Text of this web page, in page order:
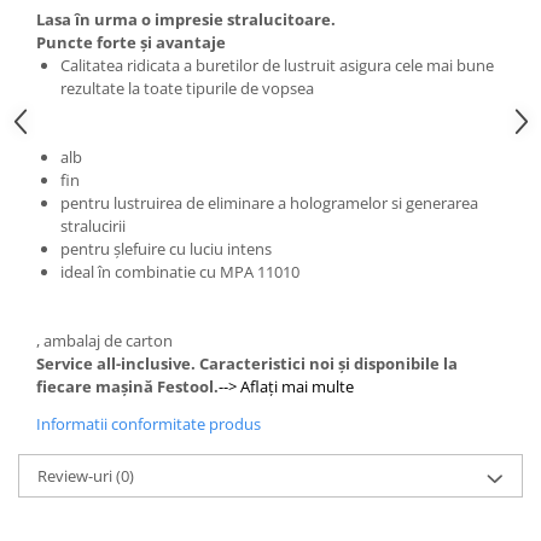
Ferastrau pendular
Ferastrau pentru plinte
Frezare
Masini de frezat
Masini de frezat muchii
Lucrari in pozitie stationara
Circulare cu masa
Ferastrau de retezat
Masini de slefuit
ROTEX slefuitor combinat
Slefuitoare cu brat telescopic
Slefuitoare cu excentric
Slefuitoare pneumatice
Şlefuitoare de renovare
Ferăstraie
Accesorii acumulator
Accesorii pentru maşini
Mese de lucru cu pneuri din
cauciuc şi mese de lucru
Panze de ferastrau
Sistem de şine de ghidare
Frezare
Accesorii pentru maşini
Accesorii pentru maşinile de frezat
Cuțite de freză
Şabloane de profilare şi dispozitive
Gaurire si insurubare
Lasa în urma o impresie stralucitoare.
Puncte forte şi avantaje
Calitatea ridicata a buretilor de lustruit asigura cele mai bune
rezultate la toate tipurile de vopsea
alb
fin
pentru lustruirea de eliminare a hologramelor si generarea
stralucirii
pentru şlefuire cu luciu intens
ideal în combinatie cu MPA 11010
, ambalaj de carton
Service all-inclusive. Caracteristici noi şi disponibile la
fiecare maşină Festool.--> Aflaţi mai multe
Informatii conformitate produs
Review-uri(0)